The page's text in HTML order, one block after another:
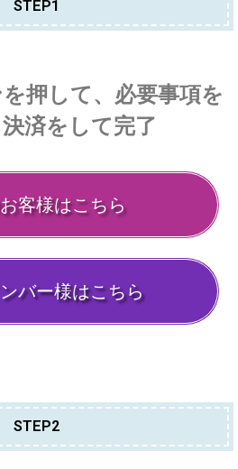
STEP1
押して、必要事項を
済をして完了
客様はこちら
バー様はこちら
STEP2